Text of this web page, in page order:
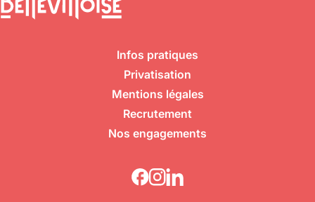
Infos pratiques
Privatisation
Mentions légales
Recrutement
Nos engagements